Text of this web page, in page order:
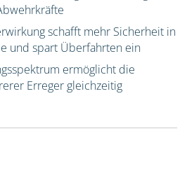
schafft mehr Sicherheit in
und spart Überfahrten ein
ermöglicht die
Erreger gleichzeitig